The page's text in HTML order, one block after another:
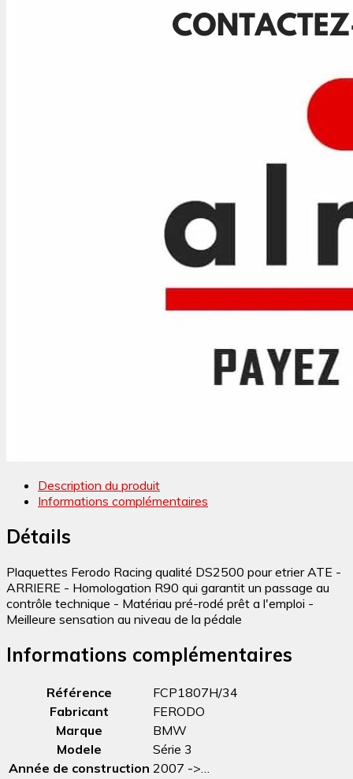
Description du produit
Informations complémentaires
Détails
Plaquettes Ferodo Racing qualité DS2500 pour etrier ATE -
ARRIERE - Homologation R90 qui garantit un passage au
contrôle technique - Matériau pré-rodé prêt a l'emploi -
Meilleure sensation au niveau de la pédale
Informations complémentaires
Référence
FCP1807H/34
Fabricant
FERODO
Marque
BMW
Modele
Série 3
Année de construction 2007 ->…